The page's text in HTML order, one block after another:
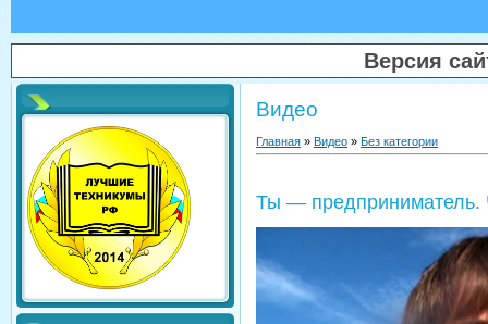
Версия
Видео
Главная » Видео » Без категории
Ты — предприниматель.